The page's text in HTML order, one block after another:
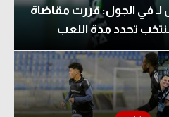
لـ في الجول: قررت مقاضاة
تحدد مدة اللعب